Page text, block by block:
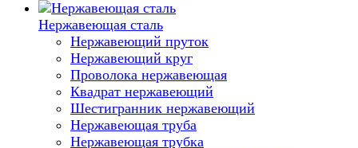
Нержавеющая сталь
Нержавеющий пруток
Нержавеющий круг
Проволока нержавеющая
Квадрат нержавеющий
Шестигранник нержавеющий
Нержавеющая труба
Нержавеющая трубка